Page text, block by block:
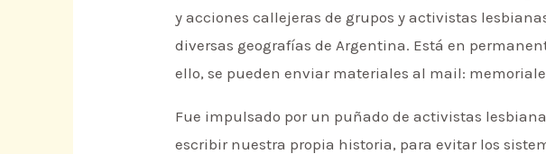
y acciones callejeras de grupos y activistas
diversas geografías de Argentina. Está en
ello, se pueden enviar materiales al mail:
Fue impulsado por un puñado de activistas
escribir nuestra propia historia, para evitar los